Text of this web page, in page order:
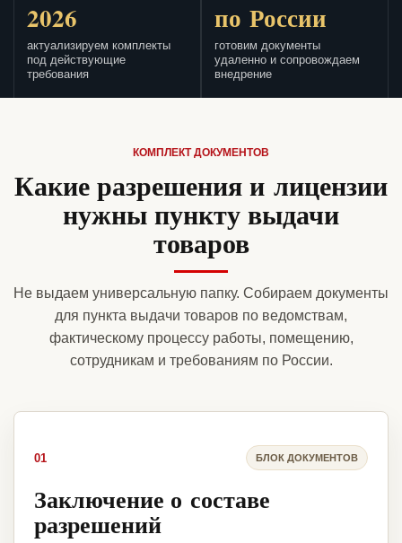
2026
актуализируем комплекты
под действующие
требования
по России
готовим документы
удаленно и сопровождаем
внедрение
КОМПЛЕКТ ДОКУМЕНТОВ
Какие разрешения и лицензии
нужны пункту выдачи
товаров
Не выдаем универсальную папку. Собираем документы
для пункта выдачи товаров по ведомствам,
фактическому процессу работы, помещению,
сотрудникам и требованиям по России.
01 БЛОК ДОКУМЕНТОВ
Заключение о составе
разрешений